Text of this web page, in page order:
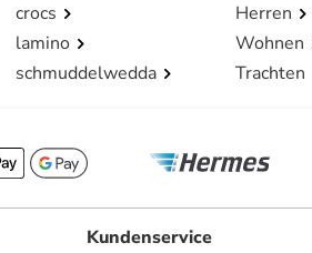
crocs
lamino
schmuddelwedda
Herren
Wohnen
Trachten
Kundenservice